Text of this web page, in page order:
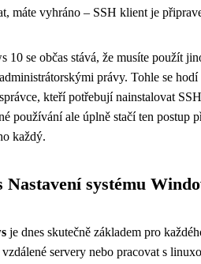
máte vyhráno – SSH klient je
10 se občas stává, že musíte použít
právy. Tohle se
kteří potřebují nainstalovat
používání ale úplně stačí ten postup
každý.
Nastavení systému
je dnes skutečně základem pro
servery nebo pracovat s